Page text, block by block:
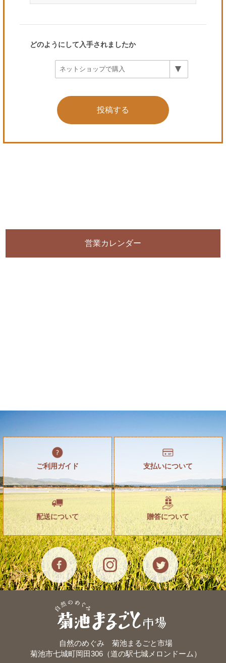
どのようにして入手されましたか
投稿する
営業カレンダー
ご利用ガイド 支払いについて
配送について 贈答について
自然のめぐみ 菊池まるごと市場
菊池市七城町岡田306（道の駅七城メロンドーム）